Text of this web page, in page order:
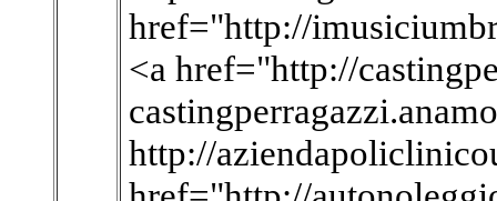
href="http://
<a href="http://
http://